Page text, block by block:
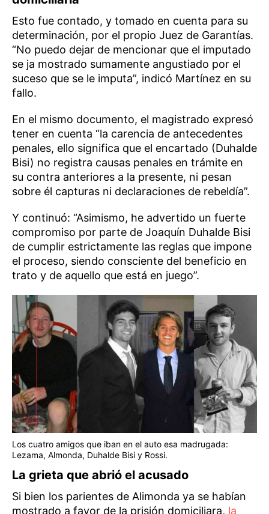
Esto fue contado, y tomado en cuenta para su
determinación, por el propio Juez de Garantías.
“No puedo dejar de mencionar que el imputado
se ja mostrado sumamente angustiado por el
suceso que se le imputa”, indicó Martínez en su
fallo.
En el mismo documento, el magistrado expresó
tener en cuenta “la carencia de antecedentes
penales, ello significa que el encartado (Duhalde
Bisi) no registra causas penales en trámite en
su contra anteriores a la presente, ni pesan
sobre él capturas ni declaraciones de rebeldía”.
Y continuó: “Asimismo, he advertido un fuerte
compromiso por parte de Joaquín Duhalde Bisi
de cumplir estrictamente las reglas que impone
el proceso, siendo consciente del beneficio en
trato y de aquello que está en juego”.
Los cuatro amigos que iban en el auto esa madrugada:
Lezama, Almonda, Duhalde Bisi y Rossi.
La grieta que abrió el acusado
Si bien los parientes de Alimonda ya se habían
mostrado a favor de la prisión domiciliara, la